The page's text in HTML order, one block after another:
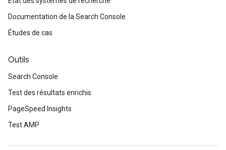
Documentation de la Search Console
Études de cas
Outils
Search Console
Test des résultats enrichis
PageSpeed Insights
Test AMP